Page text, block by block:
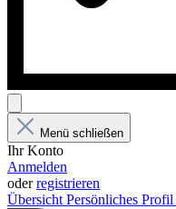
Menü schließen
Ihr Konto
Anmelden
oderregistrieren
Übersicht Persönliches Profil